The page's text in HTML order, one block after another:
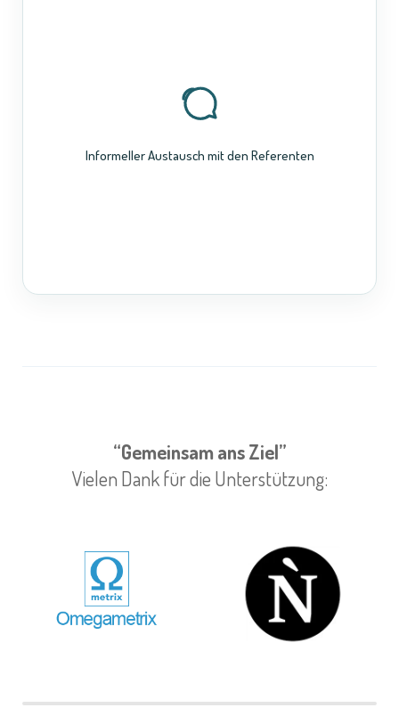
Informeller Austausch mit den Referenten
“Gemeinsam ans Ziel”
Vielen Dank für die Unterstützung: